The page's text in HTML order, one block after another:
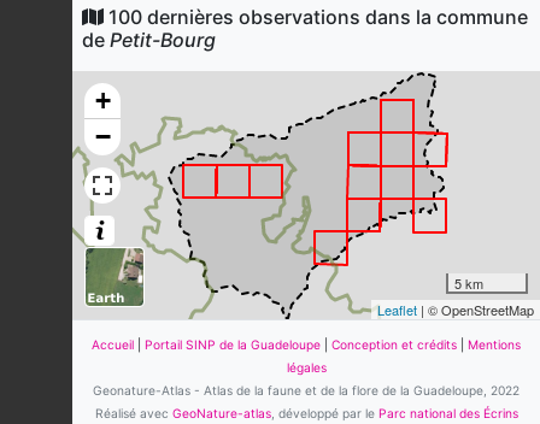
Loxigilla noctis(Linnaeus,
507observations
Dernière observation en
Sylvette de
Guadeloupe
Setophaga plumbea
1877)
487
observations
Dernière observation en2025 Fiche espèce
Moqueur corossol
Margarops fuscatus(Vieillot, 1808)
100 dernières observations dans la commune
de Petit-Bourg
+
−
5 km
Leaflet | © OpenStreetMap
Accueil Portail SINP de la Guadeloupe Conception et crédits
Mentions
légales
Geonature-Atlas - Atlas de la faune et de la flore de la Guadeloupe, 2022
Réalisé avec GeoNature-atlas, développé par le Parc national des Écrins